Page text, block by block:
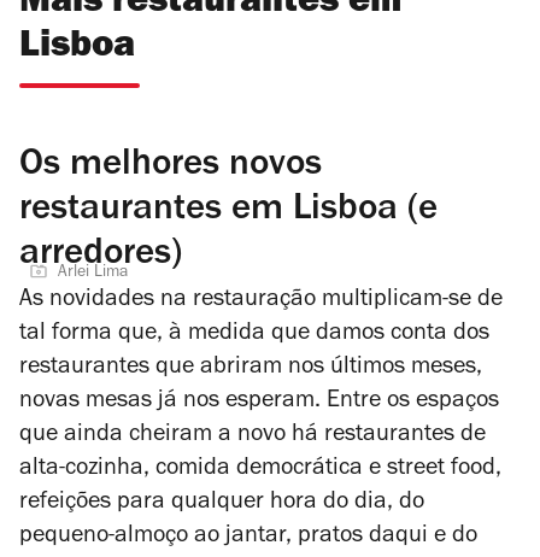
Lisboa
Os melhores novos
restaurantes em Lisboa (e
arredores)
Arlei Lima
As novidades na restauração multiplicam-se de
tal forma que, à medida que damos conta dos
restaurantes que abriram nos últimos meses,
novas mesas já nos esperam. Entre os espaços
que ainda cheiram a novo há restaurantes de
alta-cozinha, comida democrática e street food,
refeições para qualquer hora do dia, do
pequeno-almoço ao jantar, pratos daqui e do